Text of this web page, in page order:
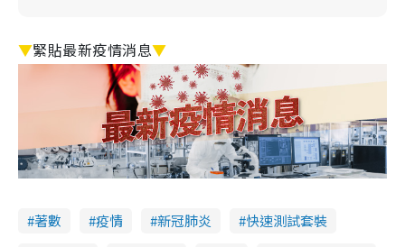
▼緊貼最新疫情消息▼
著數 疫情 新冠肺炎
快速測試套裝